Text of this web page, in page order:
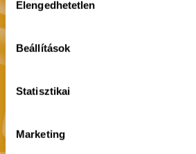
kiválasztása
Elengedhetetlen
Beállítások
Statisztikai
Marketing